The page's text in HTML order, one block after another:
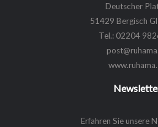
Deutscher
51429 Bergisch
Tel.: 02204
Erfahren Sie unsere